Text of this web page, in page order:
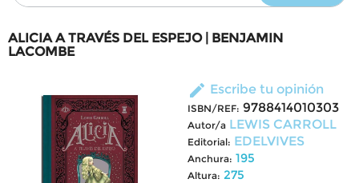
ALICIA A TRAVÉS DEL ESPEJO | BENJAMIN
LACOMBE
edit Escribe tu opinión
ISBN/REF: 9788414010303
Autor/a LEWIS CARROLL
Editorial: EDELVIVES
Anchura: 195
Altura: 275